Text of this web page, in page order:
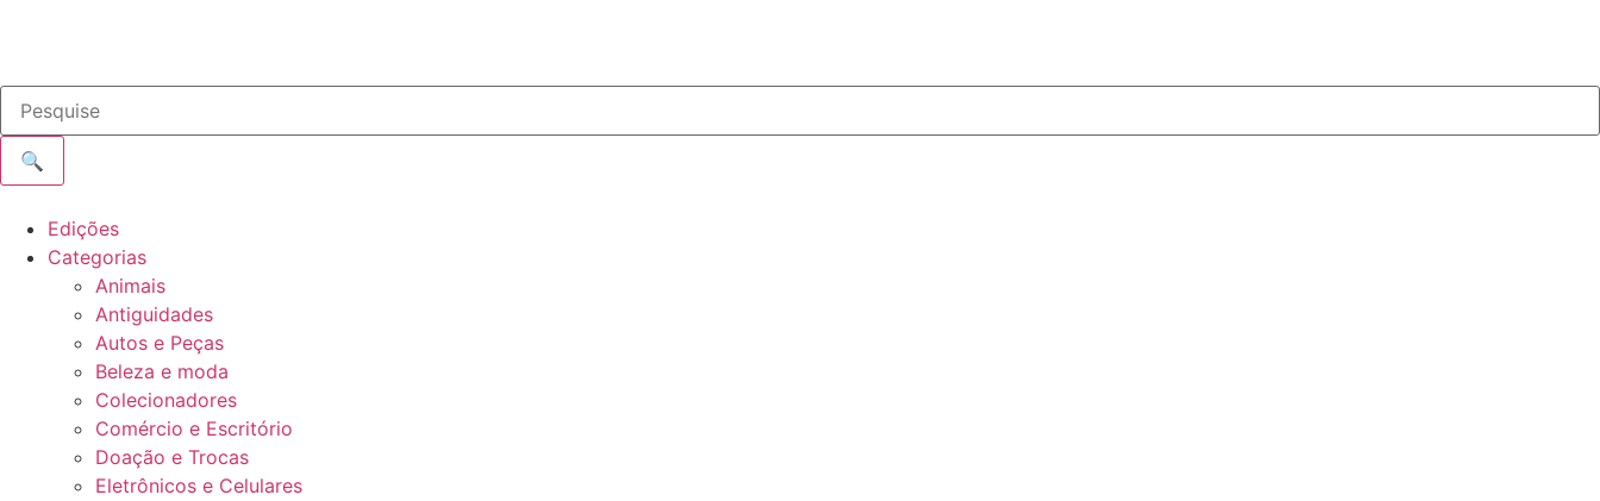
🔍
Edições
Categorias
Animais
Antiguidades
Autos e Peças
Beleza e moda
Colecionadores
Comércio e Escritório
Doação e Trocas
Eletrônicos e Celulares